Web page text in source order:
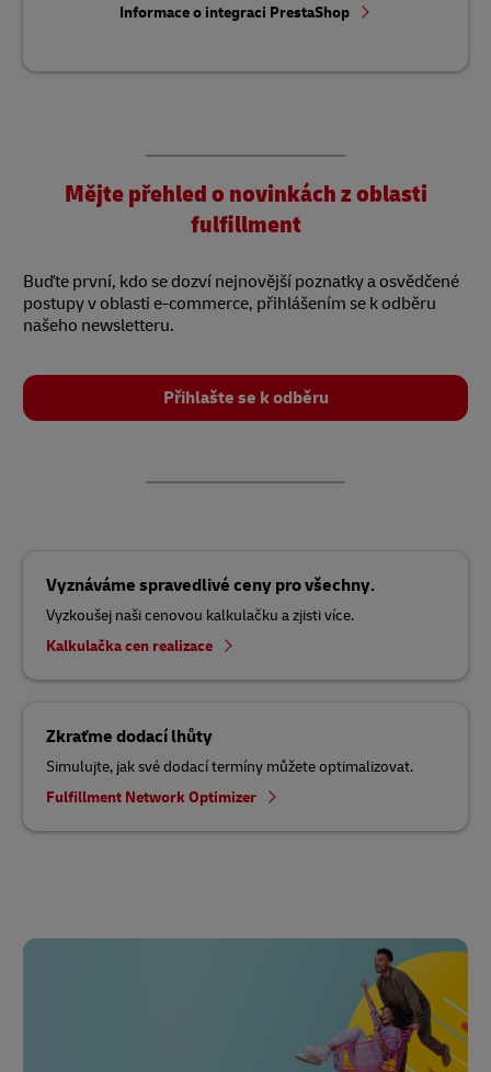
Informace o integraci PrestaShop
Mějte přehled o novinkách z oblasti
fulfillment
Buďte první, kdo se dozví nejnovější poznatky a osvědčené
postupy v oblasti e-commerce, přihlášením se k odběru
našeho newsletteru.
Přihlašte se k odběru
Vyznáváme spravedlivé ceny pro všechny.
Vyzkoušej naši cenovou kalkulačku a zjisti více.
Kalkulačka cen realizace
Zkraťme dodací lhůty
Simulujte, jak své dodací termíny můžete optimalizovat.
Fulfillment Network Optimizer